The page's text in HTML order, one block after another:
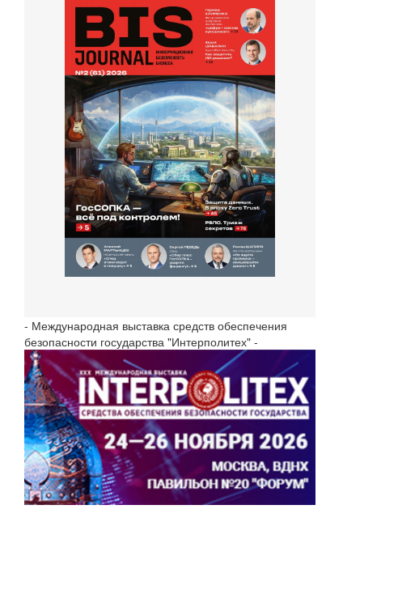
- Международная выставка средств обеспечения
безопасности государства "Интерполитех" -